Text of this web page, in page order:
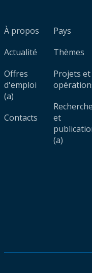
À propos
Actualité
Offres
d'emploi
(a)
Contacts
Pays
Thèmes
Projets et
Recherche
et
(a)